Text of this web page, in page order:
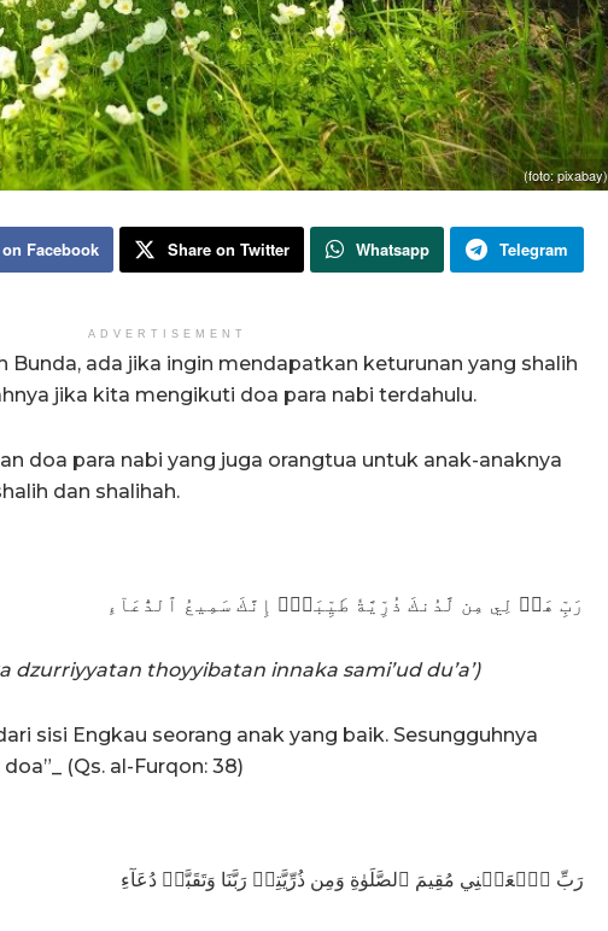
(foto: pixabay)
Facebook Share on Twitter Whatsapp Telegram
ADVERTISEMENT
Bunda, ada jika ingin mendapatkan keturunan yang shalih
jika kita mengikuti doa para nabi terdahulu.
doa para nabi yang juga orangtua untuk anak-anaknya
dan shalihah.
رَبِّ هَبۡ لِي مِن لَّدُنكَ ذُرِّيَّةٗ طَيِّبَةًۖ إِنَّكَ سَمِيعُ ٱلدُّعَآءِ
dzurriyyatan thoyyibatan innaka sami’ud du’a’)
sisi Engkau seorang anak yang baik. Sesungguhnya
(Qs. al-Furqon: 38)
رَبِّ ٱجۡعَلۡنِي مُقِيمَ ٱلصَّلَوٰةِ وَمِن ذُرِّيَّتِيۚ رَبَّنَا وَتَقَبَّلۡ دُعَآءِ